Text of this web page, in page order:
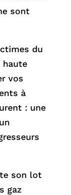
sont
du
vos
à
: une
son lot
gaz